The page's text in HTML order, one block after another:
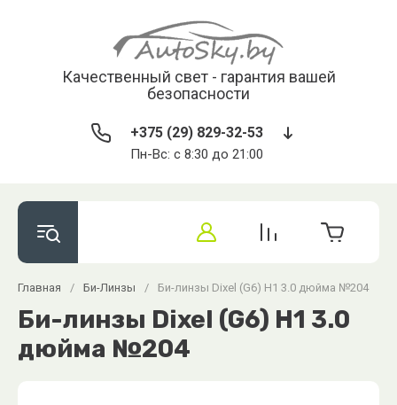
Качественный свет - гарантия вашей
безопасности
+375 (29) 829-32-53
Пн-Вс: с 8:30 до 21:00
Главная / Би-Линзы / Би-линзы Dixel (G6) H1 3.0 дюйма №204
Би-линзы Dixel (G6) H1 3.0
дюйма №204